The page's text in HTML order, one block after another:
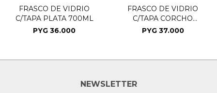
FRASCO DE VIDRIO
C/TAPA PLATA 700ML
PYG 36.000
FRASCO DE VIDRIO
C/TAPA CORCHO
9X24CM
PYG 37.000
NEWSLETTER